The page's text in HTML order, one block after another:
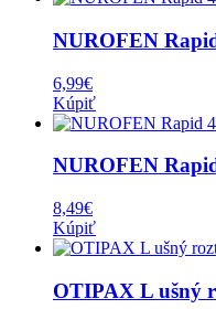
NUROFEN
6,99€
Kúpiť
NUROFEN
8,49€
Kúpiť
OTIPAX L ušný